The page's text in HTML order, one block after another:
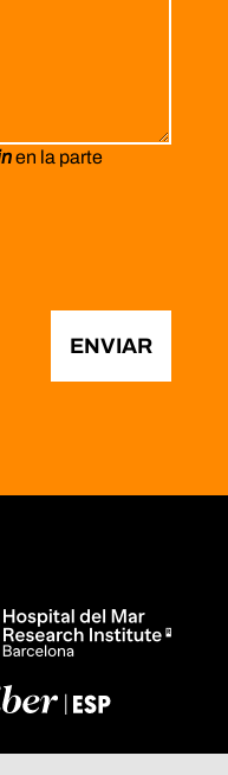
en la parte
ENVIAR